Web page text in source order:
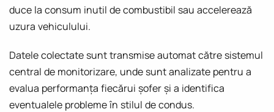
duce la consum inutil de combustibil sau accelerează
uzura vehiculului.
Datele colectate sunt transmise automat către sistemul
central de monitorizare, unde sunt analizate pentru a
evalua performanța fiecărui șofer și a identifica
eventualele probleme în stilul de condus.